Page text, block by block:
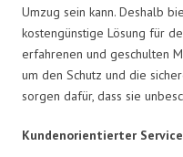
Umzug sein kann. Deshalb
kostengünstige Lösung für
erfahrenen und geschulten
um den Schutz und die
sorgen dafür, dass sie
Kundenorientierter Service